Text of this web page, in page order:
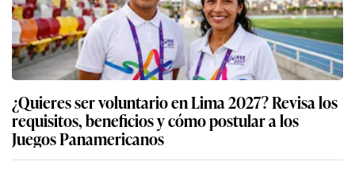
¿Quieres ser voluntario en Lima 2027? Revisa los
requisitos, beneficios y cómo postular a los
Juegos Panamericanos